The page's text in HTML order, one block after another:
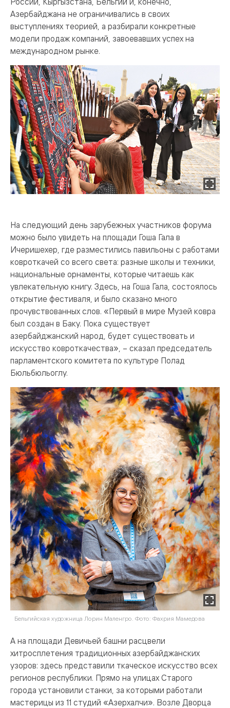
Азербайджана не ограничивались в своих
выступлениях теорией, а разбирали конкретные
модели продаж компаний, завоевавших успех на
международном рынке.
На следующий день зарубежных участников форума
можно было увидеть на площади Гоша Гала в
Ичеришехер, где разместились павильоны с работами
ковроткачей со всего света: разные школы и техники,
национальные орнаменты, которые читаешь как
увлекательную книгу. Здесь, на Гоша Гала, состоялось
открытие фестиваля, и было сказано много
прочувствованных слов. «Первый в мире Музей ковра
был создан в Баку. Пока существует
азербайджанский народ, будет существовать и
искусство ковроткачества», – сказал председатель
парламентского комитета по культуре Полад
Бюльбюльоглу.
Бельгийская художница Лорин Маленгро. Фото: Фахрия Мамедова
А на площади Девичьей башни расцвели
хитросплетения традиционных азербайджанских
узоров: здесь представили ткаческое искусство всех
регионов республики. Прямо на улицах Старого
города установили станки, за которыми работали
мастерицы из 11 студий «Азерхалчи». Возле Дворца